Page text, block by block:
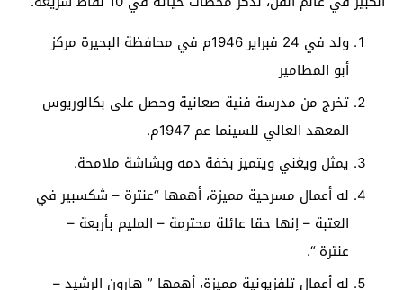
ولد في 24 فبراير 1946م في محافظة البحيرة مركز
أبو المطامير
تخرج من مدرسة فنية صعانية وحصل على بكالوريوس
المعهد العالي للسينما عم 1947م.
يمثل ويغني ويتميز بخفة دمه وبشاشة ملامحة.
له أعمال مسرحية مميزة، أهمها “عنترة – شكسبير في
العتبة – إنها حقا عائلة محترمة – المليم بأربعة –
عنترة “.
له أعمال تلفزيونية مميزة، أهمها ” هارون الرشيد –